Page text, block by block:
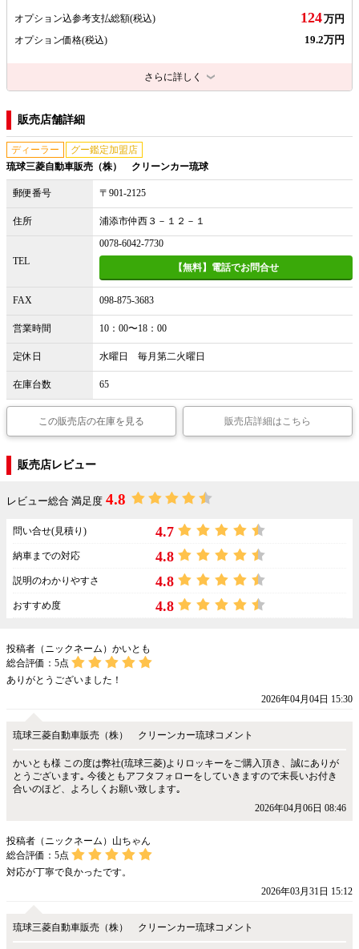
オプション込参考支払総額(税込) 124万円
オプション価格(税込) 19.2万円
さらに詳しく
販売店舗詳細
ディーラー
グー鑑定加盟店
琉球三菱自動車販売（株） クリーンカー琉球
郵便番号 〒901-2125
住所 浦添市仲西３－１２－１
TEL
0078-6042-7730
【無料】電話でお問合せ
FAX 098-875-3683
営業時間 10：00〜18：00
定休日 水曜日 毎月第二火曜日
在庫台数 65
この販売店の在庫を見る 販売店詳細はこちら
販売店レビュー
レビュー総合 満足度 4.8
問い合せ(見積り) 4.7
納車までの対応 4.8
説明のわかりやすさ 4.8
おすすめ度 4.8
投稿者（ニックネーム）かいとも
総合評価： 5点
ありがとうございました！
2026年04月04日 15:30
琉球三菱自動車販売（株） クリーンカー琉球コメント
かいとも様 この度は弊社(琉球三菱)よりロッキーをご購入頂き、誠にありが
とうございます｡ 今後ともアフタフォローをしていきますので末長いお付き
合いのほど、よろしくお願い致します｡
2026年04月06日 08:46
投稿者（ニックネーム）山ちゃん
総合評価： 5点
対応が丁寧で良かったです。
2026年03月31日 15:12
琉球三菱自動車販売（株） クリーンカー琉球コメント